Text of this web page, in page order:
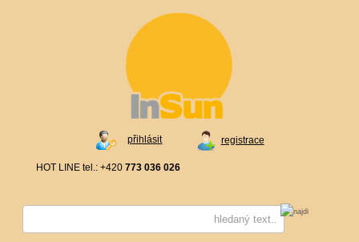
registrace
přihlásit
HOT LINE tel.: +420 773 036 026